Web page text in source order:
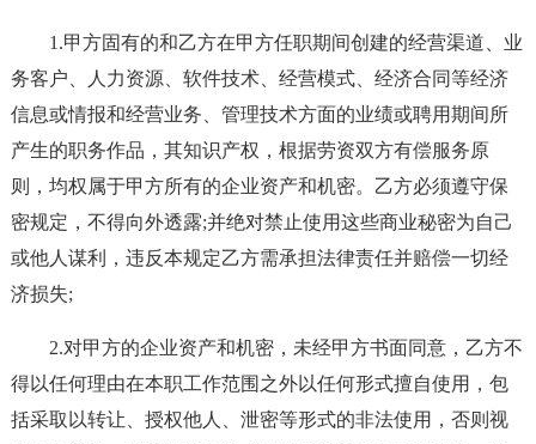
1.甲方固有的和乙方在甲方任职期间创建的经营渠道、业
务客户、人力资源、软件技术、经营模式、经济合同等经济
信息或情报和经营业务、管理技术方面的业绩或聘用期间所
产生的职务作品，其知识产权，根据劳资双方有偿服务原
则，均权属于甲方所有的企业资产和机密。乙方必须遵守保
密规定，不得向外透露;并绝对禁止使用这些商业秘密为自己
或他人谋利，违反本规定乙方需承担法律责任并赔偿一切经
济损失;
2.对甲方的企业资产和机密，未经甲方书面同意，乙方不
得以任何理由在本职工作范围之外以任何形式擅自使用，包
括采取以转让、授权他人、泄密等形式的非法使用，否则视